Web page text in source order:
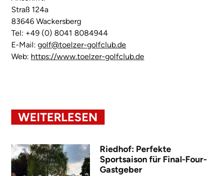
Straß 124a
83646 Wackersberg
Tel: +49 (0) 8041 8084944
E-Mail: golf@toelzer-golfclub.de
Web: https://www.toelzer-golfclub.de
WEITERLESEN
Riedhof: Perfekte
Sportsaison für Final-Four-
Gastgeber